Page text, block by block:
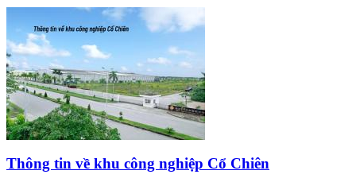
Thông tin về khu công nghiệp Cổ Chiên